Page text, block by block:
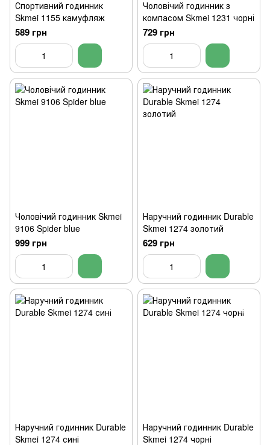
Спортивний годинник
Skmei 1155 камуфляж
589 грн
Чоловічий годинник з
компасом Skmei 1231 чорні
729 грн
Чоловічий годинник Skmei
9106 Spider blue
999 грн
Наручний годинник Durable
Skmei 1274 золотий
629 грн
Наручний годинник Durable
Skmei 1274 сині
Наручний годинник Durable
Skmei 1274 чорні